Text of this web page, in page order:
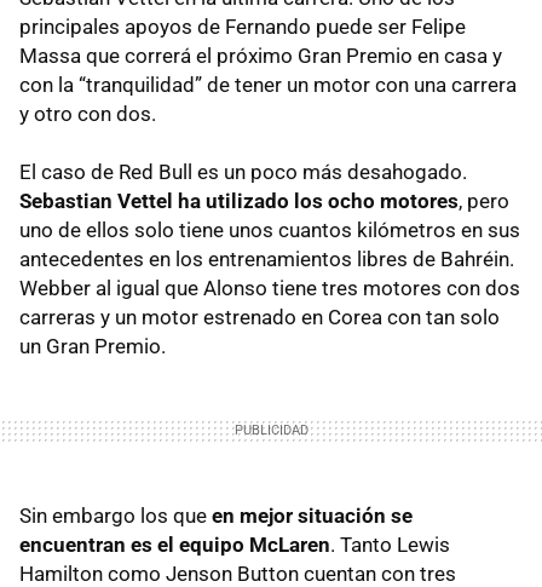
principales apoyos de Fernando puede ser Felipe
Massa que correrá el próximo Gran Premio en casa y
con la “tranquilidad” de tener un motor con una carrera
y otro con dos.
El caso de Red Bull es un poco más desahogado.
Sebastian Vettel ha utilizado los ocho motores, pero
uno de ellos solo tiene unos cuantos kilómetros en sus
antecedentes en los entrenamientos libres de Bahréin.
Webber al igual que Alonso tiene tres motores con dos
carreras y un motor estrenado en Corea con tan solo
un Gran Premio.
Sin embargo los que en mejor situación se
encuentran es el equipo McLaren. Tanto Lewis
Hamilton como Jenson Button cuentan con tres